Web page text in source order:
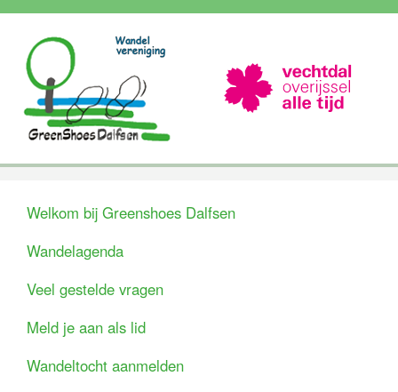
Welkom bij Greenshoes Dalfsen
Wandelagenda
Veel gestelde vragen
Meld je aan als lid
Wandeltocht aanmelden